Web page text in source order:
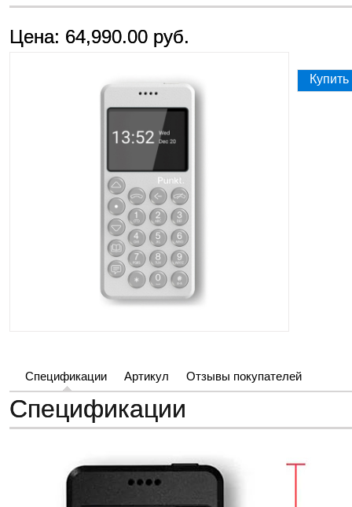
Цена: 64,990.00 руб.
Спецификации Артикул Отзывы покупателей
Спецификации